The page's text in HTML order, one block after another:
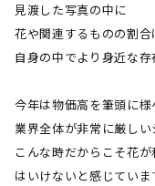
見渡した写真の中に
花や関連するものの割合
自身の中でより身近な存
今年は物価高を筆頭に様
業界全体が非常に厳しい
こんな時だからこそ花
はいけないと感じていま